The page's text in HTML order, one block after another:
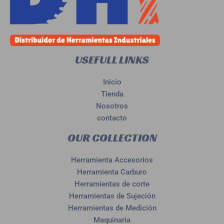
USEFULL LINKS
Inicio
Tienda
Nosotros
contacto
OUR COLLECTION
Herramienta Accesorios
Herramienta Carburo
Herramientas de corte
Herramientas de Sujeción
Herramientas de Medición
Maquinaria